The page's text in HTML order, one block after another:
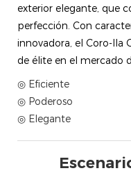
exterior elegante, que
perfección. Con
innovadora, el Coro-lla
de élite en el mercado
◎ Eficiente
◎ Poderoso
◎ Elegante